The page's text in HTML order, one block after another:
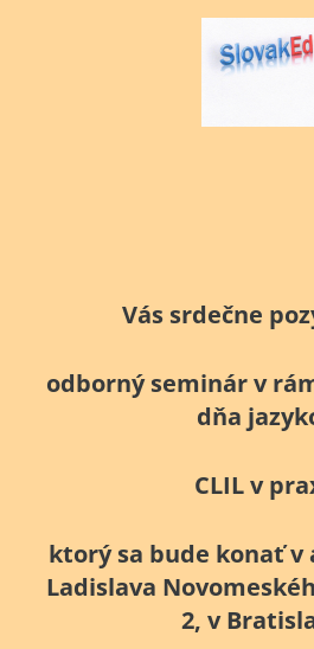
Vás srdečne
odborný seminár v
dňa
CLIL v
ktorý sa bude konať v
Ladislava
2, v